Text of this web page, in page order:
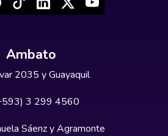
Ambato
2035 y Guayaquil
3 299 4560
Sáenz y Agramonte